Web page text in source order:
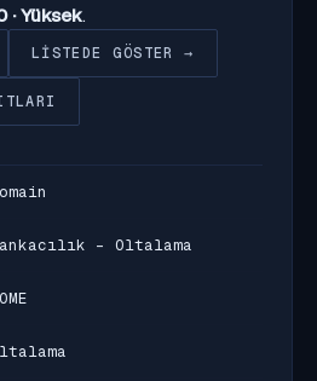
· Yüksek.
LISTEDE GÖSTER →
- Oltalama